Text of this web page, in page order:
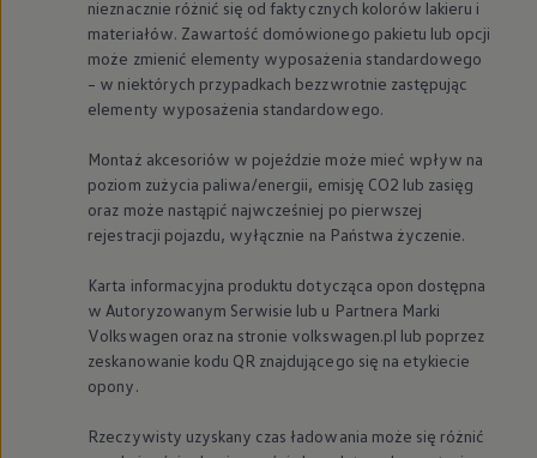
nieznacznie różnić się od faktycznych kolorów lakieru i
materiałów. Zawartość domówionego pakietu lub opcji
może zmienić elementy wyposażenia standardowego
– w niektórych przypadkach bezzwrotnie zastępując
elementy wyposażenia standardowego.
Montaż akcesoriów w pojeździe może mieć wpływ na
poziom zużycia paliwa/energii, emisję CO2 lub zasięg
oraz może nastąpić najwcześniej po pierwszej
rejestracji pojazdu, wyłącznie na Państwa życzenie.
Karta informacyjna produktu dotycząca opon dostępna
w Autoryzowanym Serwisie lub u Partnera Marki
Volkswagen oraz na stronie volkswagen.pl lub poprzez
zeskanowanie kodu QR znajdującego się na etykiecie
opony.
Rzeczywisty uzyskany czas ładowania może się różnić